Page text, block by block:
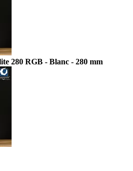
280 RGB - Blanc - 280 mm